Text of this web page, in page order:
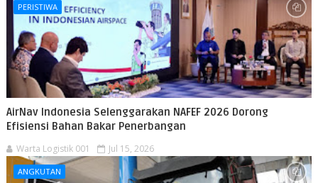
PERISTIWA
AirNav Indonesia Selenggarakan NAFEF 2026 Dorong
Efisiensi Bahan Bakar Penerbangan
Warta Logistik 001 Jul 15, 2026
ANGKUTAN